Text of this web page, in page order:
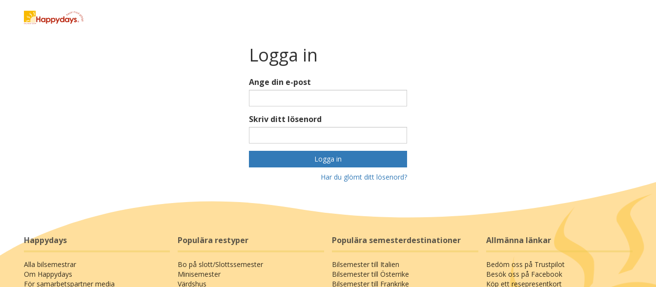
Logga in
Ange din e-post
Skriv ditt lösenord
Logga in
Har du glömt ditt lösenord?
Happydays
Alla bilsemestrar
Om Happydays
För samarbetspartner media
Populära restyper
Bo på slott/Slottssemester
Minisemester
Värdshus
Populära semesterdestinationer
Bilsemester till Italien
Bilsemester till Österrike
Bilsemester till Frankrike
Allmänna länkar
Bedöm oss på Trustpilot
Besök oss på Facebook
Köp ett resepresentkort